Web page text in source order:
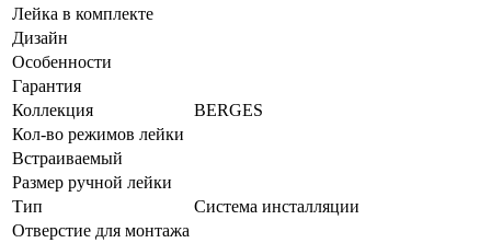
Лейка в комплекте
Дизайн
Особенности
Гарантия
Коллекция
BERGES
Кол-во режимов лейки
Встраиваемый
Размер ручной лейки
Тип
Система инсталляции
Отверстие для монтажа